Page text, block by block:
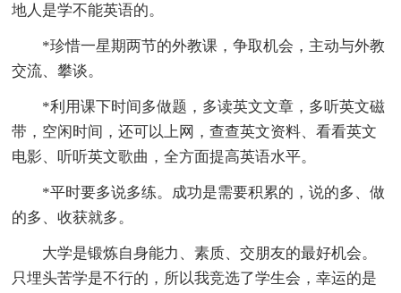
地人是学不能英语的。
*珍惜一星期两节的外教课，争取机会，主动与外教
交流、攀谈。
*利用课下时间多做题，多读英文文章，多听英文磁
带，空闲时间，还可以上网，查查英文资料、看看英文
电影、听听英文歌曲，全方面提高英语水平。
*平时要多说多练。成功是需要积累的，说的多、做
的多、收获就多。
大学是锻炼自身能力、素质、交朋友的最好机会。
只埋头苦学是不行的，所以我竞选了学生会，幸运的是